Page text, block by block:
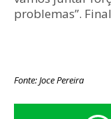
problemas”.
Fonte: Joce Pereira